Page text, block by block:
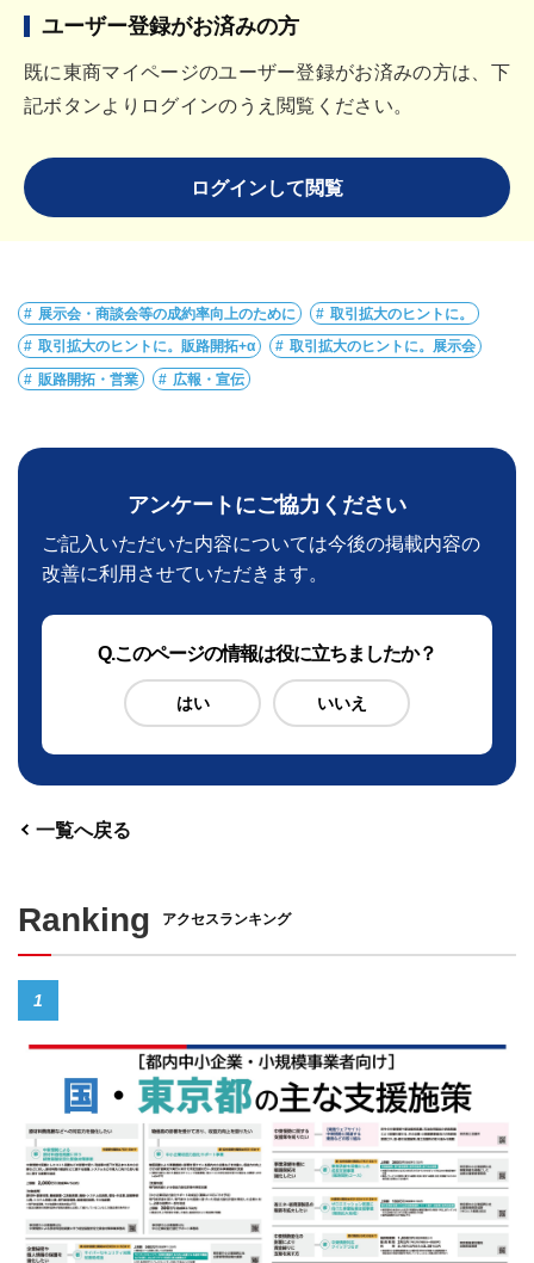
ユーザー登録がお済みの方
既に東商マイページのユーザー登録がお済みの方は、下
記ボタンよりログインのうえ閲覧ください。
ログインして閲覧
展示会・商談会等の成約率向上のために 取引拡大のヒントに。
取引拡大のヒントに。販路開拓+α 取引拡大のヒントに。展示会
販路開拓・営業 広報・宣伝
アンケートにご協力ください
ご記入いただいた内容については今後の掲載内容の
改善に利用させていただきます。
Q.このページの情報は役に立ちましたか？
はい いいえ
一覧へ戻る
Ranking アクセスランキング
1